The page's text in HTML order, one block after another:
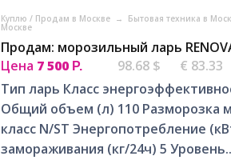
Куплю / Продам в Москве → Бытовая техника в
Москве
Продам: морозильный ларь
Цена 7 500 Р. 98.68 $
€ 83.33
Тип ларь Класс
Общий объем (л) 110 Разморозка
класс N/ST Энергопотребление
замораживания (кг/24ч) 5